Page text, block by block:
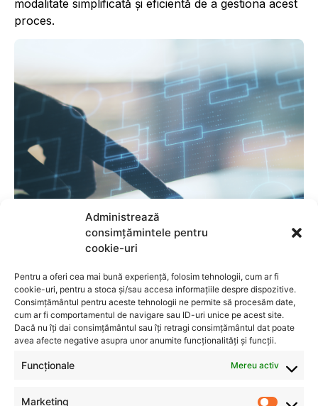
Administrează
consimțămintele pentru
cookie-uri
Pentru a oferi cea mai bună experiență, folosim tehnologii, cum ar fi
cookie-uri, pentru a stoca și/sau accesa informațiile despre dispozitive.
Consimțământul pentru aceste tehnologii ne permite să procesăm date,
cum ar fi comportamentul de navigare sau ID-uri unice pe acest site.
Dacă nu îți dai consimțământul sau îți retragi consimțământul dat poate
avea afecte negative asupra unor anumite funcționalități și funcții.
Funcționale Mereu activ
Marketing
modalitate simplificată și eficientă de a gestiona acest
proces.